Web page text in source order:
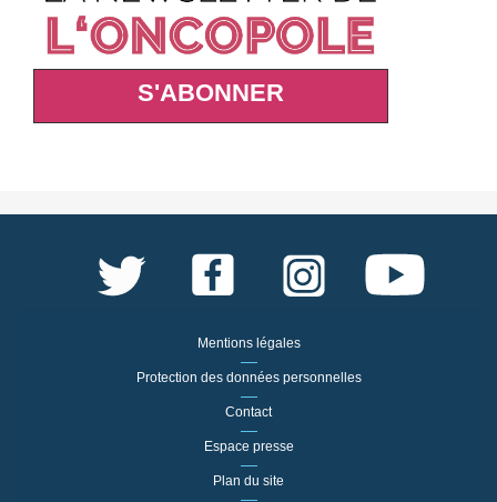
S'ABONNER
Mentions légales
Protection des données personnelles
Contact
Espace presse
Plan du site